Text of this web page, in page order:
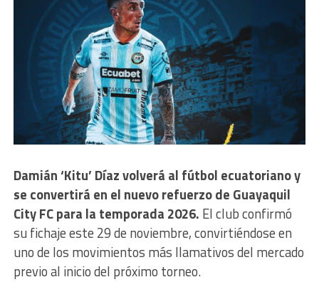
Damián ‘Kitu’ Díaz volverá al fútbol ecuatoriano y
se convertirá en el nuevo refuerzo de Guayaquil
City FC para la temporada 2026. El club confirmó
su fichaje este 29 de noviembre, convirtiéndose en
uno de los movimientos más llamativos del mercado
previo al inicio del próximo torneo.